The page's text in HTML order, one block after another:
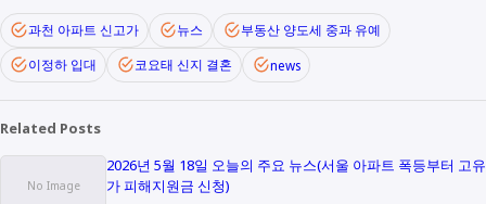
과천 아파트 신고가 뉴스
부동산 양도세 중과 유예
이정하 입대
코요태 신지 결혼 news
Related Posts
2026년 5월 18일 오늘의 주요 뉴스(서울 아파트 폭등부터 고유
가 피해지원금 신청)